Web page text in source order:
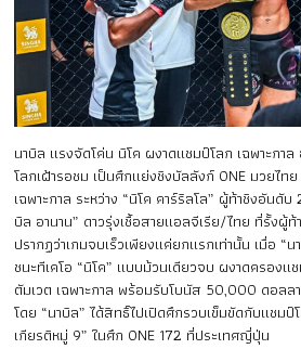
นาบิล แรงจัดโค่น นิโค ผงาดแชมป์โลก เฉพาะก
โลกเฝ้ารอชม เป็นศึกแย่งชิงบัลลังก์ ONE มวยไท
เฉพาะกาล ระหว่าง “นิโค คาร์ริลโล” ผู้ท้าชิงอัน
บิล อานาน” ดาวรุ่งเชื้อสายแอลจีเรีย/ไทย ที่รั้งผู้
ปรากฏว่าเกมจบเร็วเพียงแค่ยกแรกเท่านั้น เมื่อ “
ชนะทีเคโอ “นิโค” แบบม้วนเดียวจบ ผงาดครองแ
ตัมเวต เฉพาะกาล พร้อมรับโบนัส 50,000 ดอลล
โดย “นาบิล” ได้สิทธิ์ไปเปิดศึกรวบเข็มขัดกับแชมป์
เกียรติหมู่ 9” ในศึก ONE 172 ที่ประเทศญี่ปุ่น